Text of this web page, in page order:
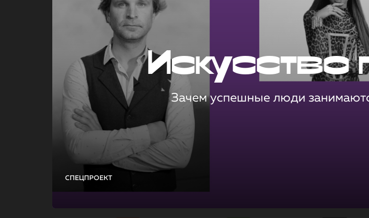
СПЕЦПРОЕКТ
Искусство
Зачем успешные люди